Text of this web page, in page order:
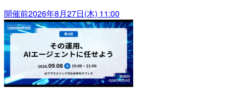
開催前2026年8月27日(木) 11:00